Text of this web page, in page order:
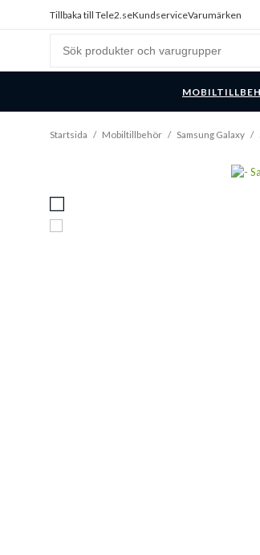
Tillbaka till Tele2.seKundserviceVarumärken
Startsida / Mobiltillbehör / Samsung Galaxy /